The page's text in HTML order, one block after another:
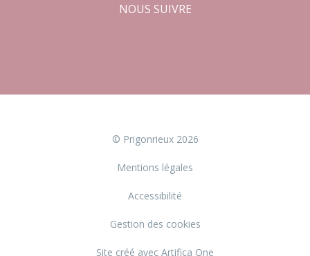
NOUS SUIVRE
© Prigonrieux 2026
Mentions légales
Accessibilité
Gestion des cookies
Site créé avec Artifica One